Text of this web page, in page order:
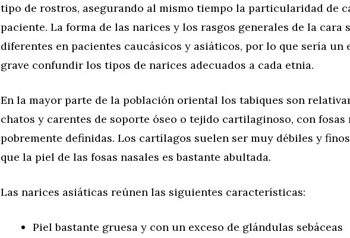
tipo de rostros, asegurando al mismo tiempo la particularidad de
paciente. La forma de las narices y los rasgos generales de la cara
diferentes en pacientes caucásicos y asiáticos, por lo que sería un
grave confundir los tipos de narices adecuados a cada etnia.
En la mayor parte de la población oriental los tabiques son
chatos y carentes de soporte óseo o tejido cartilaginoso, con fosas
pobremente definidas. Los cartílagos suelen ser muy débiles y
que la piel de las fosas nasales es bastante abultada.
Las narices asiáticas reúnen las siguientes características:
Piel bastante gruesa y con un exceso de glándulas sebáceas